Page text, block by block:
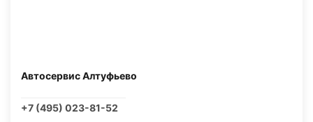
Автосервис Алтуфьево
+7 (495) 023-81-52